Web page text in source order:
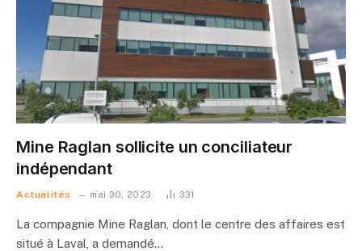
Mine Raglan sollicite un conciliateur
indépendant
Actualités mai 30, 2023 331
La compagnie Mine Raglan, dont le centre des affaires est
situé à Laval, a demandé…